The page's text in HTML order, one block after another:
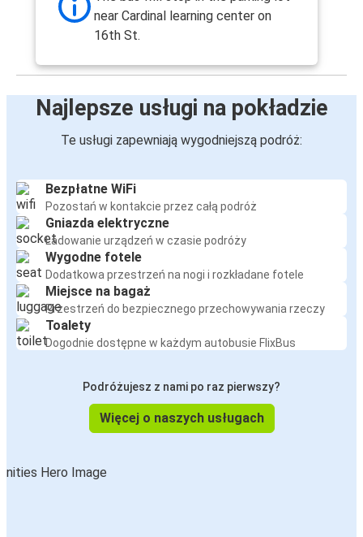
near Cardinal learning center on
16th St.
Najlepsze usługi na pokładzie
Te usługi zapewniają wygodniejszą podróż:
Bezpłatne WiFi
Pozostań w kontakcie przez całą podróż
Gniazda elektryczne
Ładowanie urządzeń w czasie podróży
Wygodne fotele
Dodatkowa przestrzeń na nogi i rozkładane fotele
Miejsce na bagaż
Przestrzeń do bezpiecznego przechowywania rzeczy
Toalety
Dogodnie dostępne w każdym autobusie FlixBus
Podróżujesz z nami po raz pierwszy?
Więcej o naszych usługach